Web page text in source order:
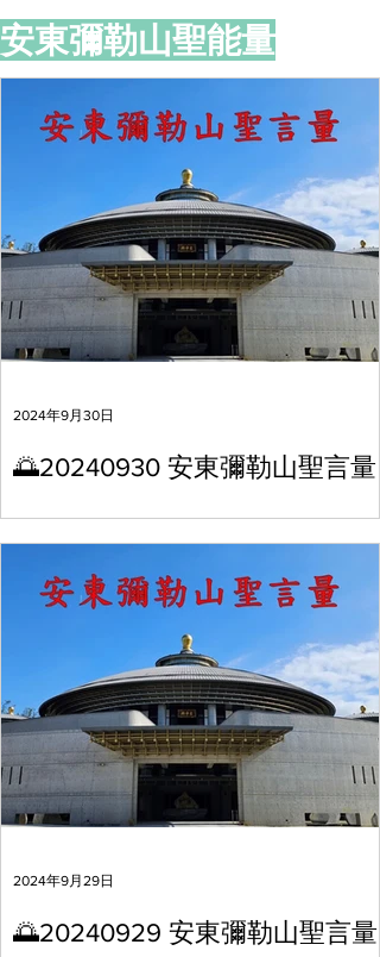
安東彌勒山聖能量
🌅20240930 安東彌勒山聖言量
2024年9月30日
🌅20240929 安東彌勒山聖言量
2024年9月29日